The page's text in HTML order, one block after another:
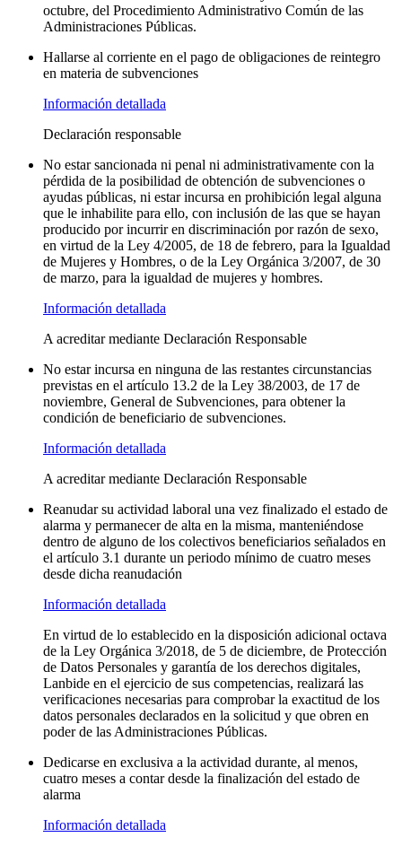
octubre, del Procedimiento Administrativo Común de las
Administraciones Públicas.
Hallarse al corriente en el pago de obligaciones de reintegro
en materia de subvenciones
Información detallada
Declaración responsable
No estar sancionada ni penal ni administrativamente con la
pérdida de la posibilidad de obtención de subvenciones o
ayudas públicas, ni estar incursa en prohibición legal alguna
que le inhabilite para ello, con inclusión de las que se hayan
producido por incurrir en discriminación por razón de sexo,
en virtud de la Ley 4/2005, de 18 de febrero, para la Igualdad
de Mujeres y Hombres, o de la Ley Orgánica 3/2007, de 30
de marzo, para la igualdad de mujeres y hombres.
Información detallada
A acreditar mediante Declaración Responsable
No estar incursa en ninguna de las restantes circunstancias
previstas en el artículo 13.2 de la Ley 38/2003, de 17 de
noviembre, General de Subvenciones, para obtener la
condición de beneficiario de subvenciones.
Información detallada
A acreditar mediante Declaración Responsable
Reanudar su actividad laboral una vez finalizado el estado de
alarma y permanecer de alta en la misma, manteniéndose
dentro de alguno de los colectivos beneficiarios señalados en
el artículo 3.1 durante un periodo mínimo de cuatro meses
desde dicha reanudación
Información detallada
En virtud de lo establecido en la disposición adicional octava
de la Ley Orgánica 3/2018, de 5 de diciembre, de Protección
de Datos Personales y garantía de los derechos digitales,
Lanbide en el ejercicio de sus competencias, realizará las
verificaciones necesarias para comprobar la exactitud de los
datos personales declarados en la solicitud y que obren en
poder de las Administraciones Públicas.
Dedicarse en exclusiva a la actividad durante, al menos,
cuatro meses a contar desde la finalización del estado de
alarma
Información detallada